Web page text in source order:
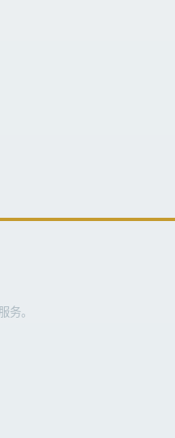
。